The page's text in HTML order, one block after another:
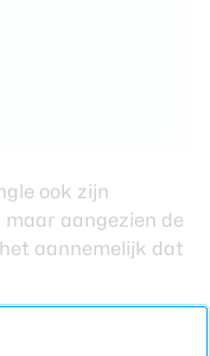
ook zijn
aangezien de
aannemelijk dat